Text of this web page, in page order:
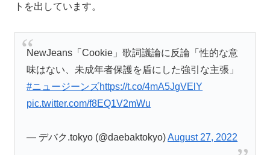
トを出しています。
NewJeans「Cookie」歌詞議論に反論「性的な意
味はない、未成年者保護を盾にした強引な主張」
#ニュージーンズhttps://t.co/4mA5JgVElY
pic.twitter.com/f8EQ1V2mWu
— デバク.tokyo (@daebaktokyo)August 27, 2022